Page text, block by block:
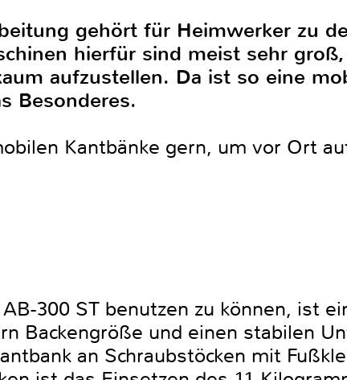
gehört für Heimwerker zu
hierfür sind meist sehr
aufzustellen. Da ist so eine
Besonderes.
Kantbänke gern, um vor Ort
300 ST benutzen zu können, ist
Backengröße und einen stabilen
an Schraubstöcken mit